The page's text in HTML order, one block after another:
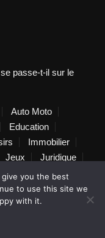
passe-t-il sur le
Auto Moto
Education
Immobilier
Jeux
Juridique
Marketing
Santé
Tourisme
you the best
to use this site we
with it.